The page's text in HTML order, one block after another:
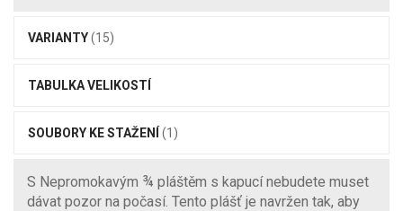
VARIANTY(15)
TABULKA VELIKOSTÍ
SOUBORY KE STAŽENÍ (1)
S Nepromokavým ¾ pláštěm s kapucí nebudete muset
dávat pozor na počasí. Tento plášť je navržen tak, aby